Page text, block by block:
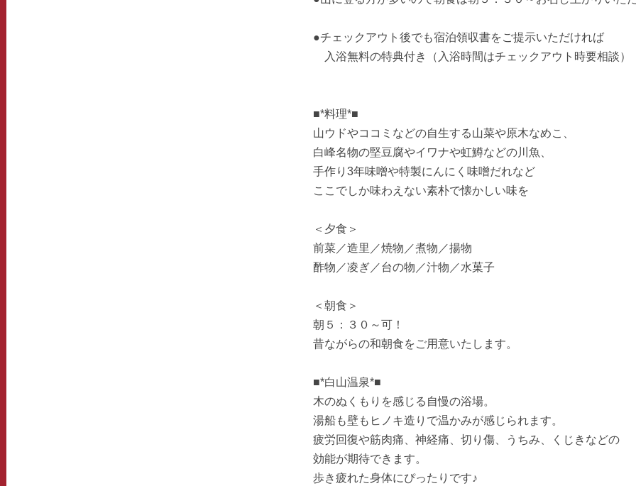
●チェックアウト後でも宿泊領収書をご提示いただければ
入浴無料の特典付き（入浴時間はチェックアウト時要相談）
■*料理*■
山ウドやココミなどの自生する山菜や原木なめこ、
白峰名物の堅豆腐やイワナや虹鱒などの川魚、
手作り3年味噌や特製にんにく味噌だれなど
ここでしか味わえない素朴で懐かしい味を
＜夕食＞
前菜／造里／焼物／煮物／揚物
酢物／凌ぎ／台の物／汁物／水菓子
＜朝食＞
朝５：３０～可！
昔ながらの和朝食をご用意いたします。
■*白山温泉*■
木のぬくもりを感じる自慢の浴場。
湯船も壁もヒノキ造りで温かみが感じられます。
疲労回復や筋肉痛、神経痛、切り傷、うちみ、くじきなどの
効能が期待できます。
歩き疲れた身体にぴったりです♪